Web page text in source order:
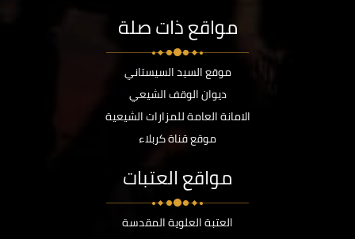
مواقع ذات صلة
موقع السيد السيستاني
ديوان الوقف الشيعي
الامانة العامة للمزارات الشيعية
موقع قناة كربلاء
مواقع العتبات
العتبة العلوية المقدسة